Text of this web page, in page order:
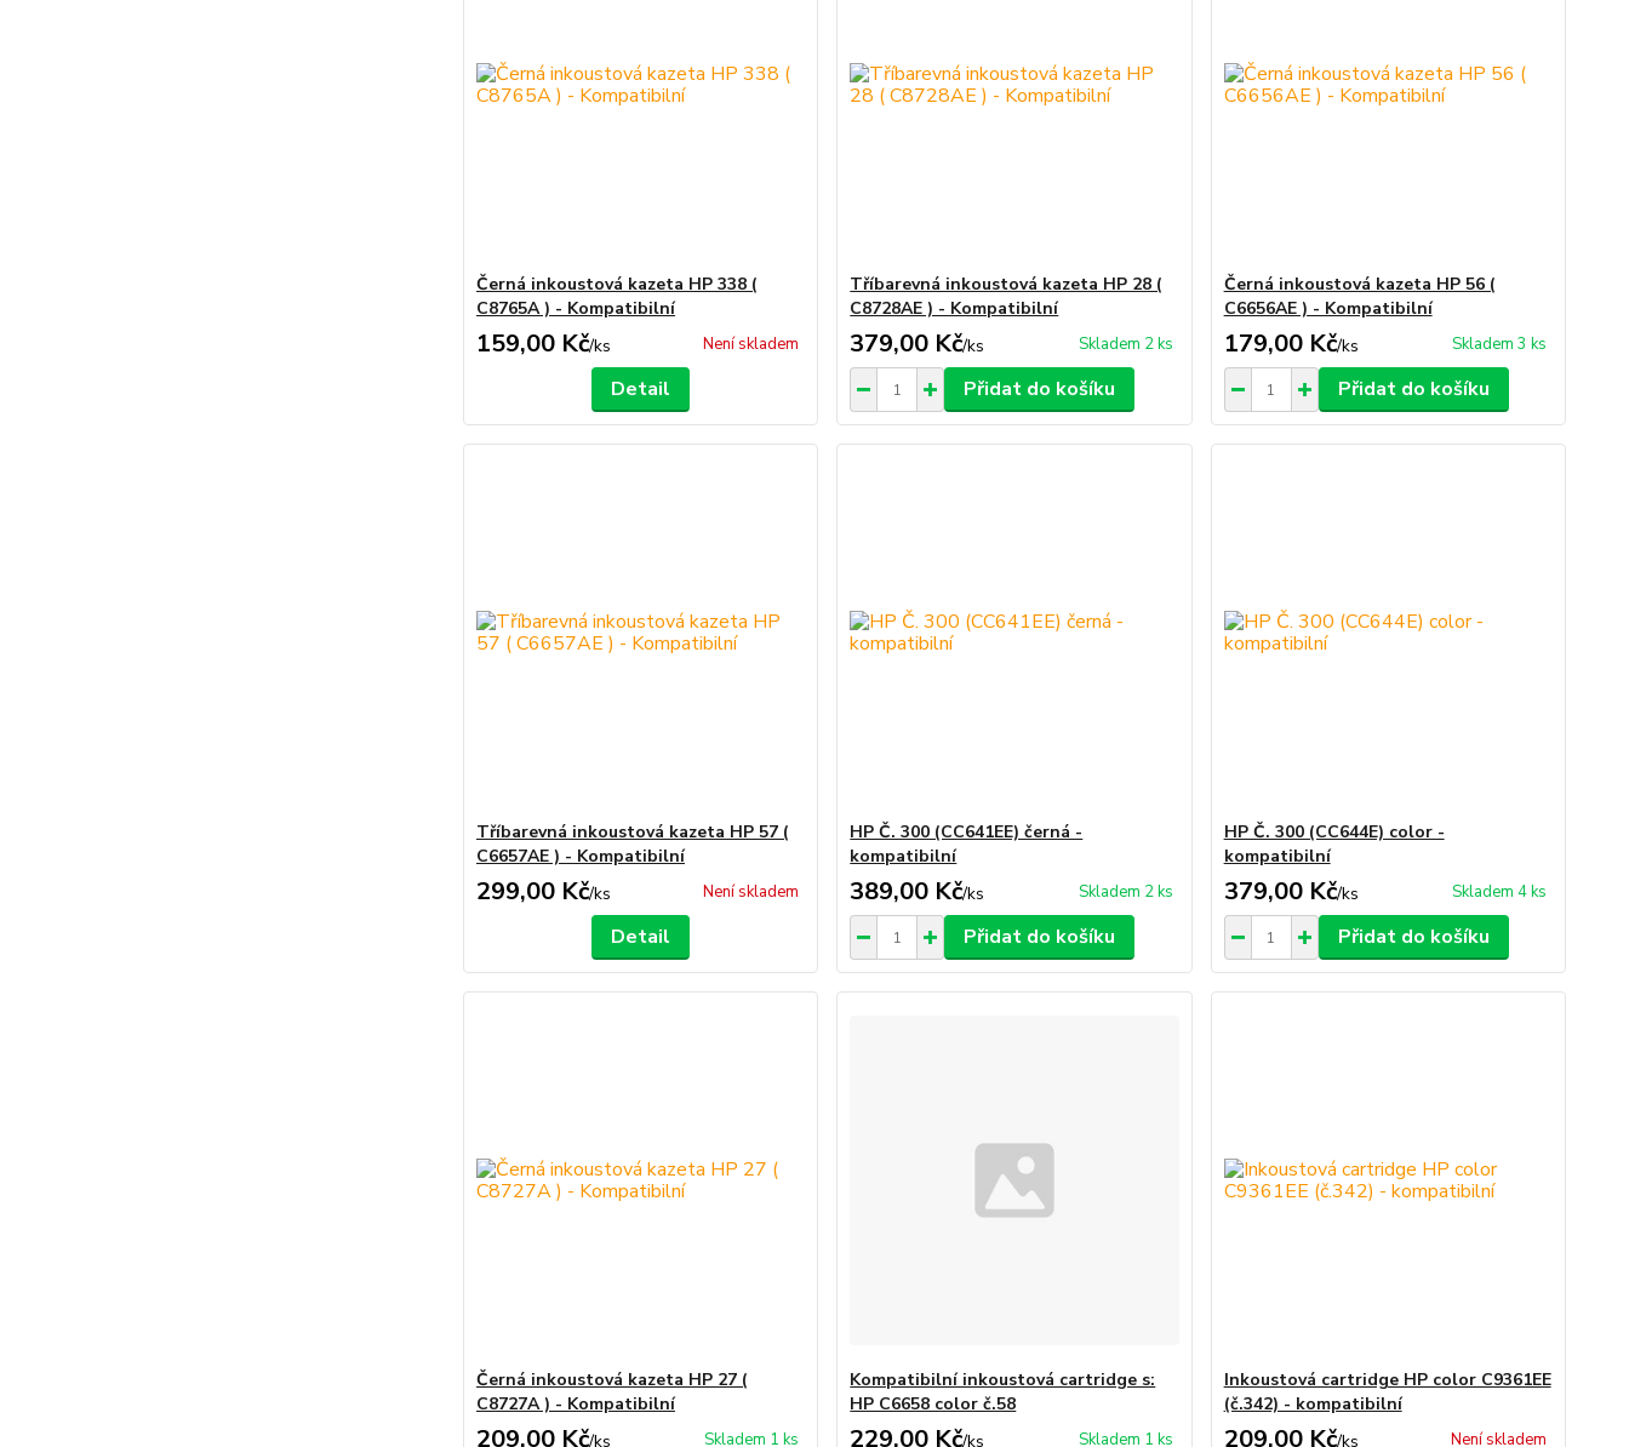
Černá inkoustová kazeta HP 338 (
C8765A ) - Kompatibilní
159,00 Kč/ks Není skladem
Detail
Tříbarevná inkoustová kazeta HP 28 (
C8728AE ) - Kompatibilní
379,00 Kč/ks Skladem 2 ks
Přidat do košíku
Černá inkoustová kazeta HP 56 (
C6656AE ) - Kompatibilní
179,00 Kč/ks Skladem 3 ks
Přidat do košíku
Tříbarevná inkoustová kazeta HP 57 (
C6657AE ) - Kompatibilní
299,00 Kč/ks Není skladem
Detail
HP Č. 300 (CC641EE) černá -
kompatibilní
389,00 Kč/ks Skladem 2 ks
Přidat do košíku
HP Č. 300 (CC644E) color -
kompatibilní
379,00 Kč/ks Skladem 4 ks
Přidat do košíku
Černá inkoustová kazeta HP 27 (
C8727A ) - Kompatibilní
209,00 Kč/ks Skladem 1 ks
Kompatibilní inkoustová cartridge s:
HP C6658 color č.58
229,00 Kč/ks Skladem 1 ks
Inkoustová cartridge HP color C9361EE
(č.342) - kompatibilní
209,00 Kč/ks Není skladem